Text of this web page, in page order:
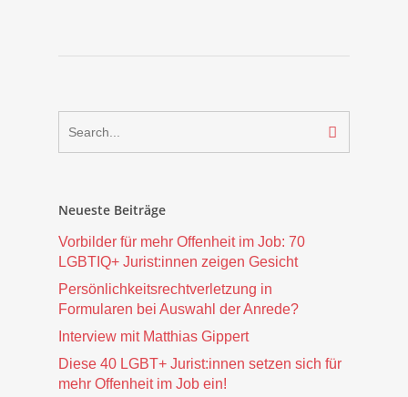
Neueste Beiträge
Vorbilder für mehr Offenheit im Job: 70
LGBTIQ+ Jurist:innen zeigen Gesicht
Persönlichkeitsrechtverletzung in
Formularen bei Auswahl der Anrede?
Interview mit Matthias Gippert
Diese 40 LGBT+ Jurist:innen setzen sich für
mehr Offenheit im Job ein!